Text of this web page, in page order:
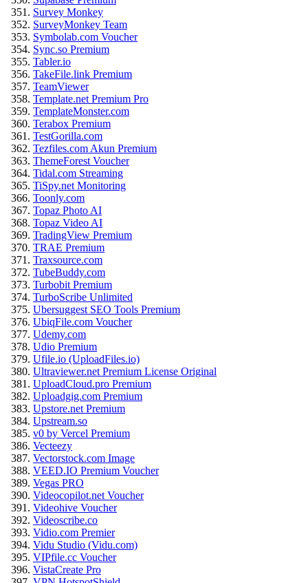
Survey Monkey
SurveyMonkey Team
Symbolab.com Voucher
Sync.so Premium
Tabler.io
TakeFile.link Premium
TeamViewer
Template.net Premium Pro
TemplateMonster.com
Terabox Premium
TestGorilla.com
Tezfiles.com Akun Premium
ThemeForest Voucher
Tidal.com Streaming
TiSpy.net Monitoring
Toonly.com
Topaz Photo AI
Topaz Video AI
TradingView Premium
TRAE Premium
Traxsource.com
TubeBuddy.com
Turbobit Premium
TurboScribe Unlimited
Ubersuggest SEO Tools Premium
UbiqFile.com Voucher
Udemy.com
Udio Premium
Ufile.io (UploadFiles.io)
Ultraviewer.net Premium License Original
UploadCloud.pro Premium
Uploadgig.com Premium
Upstore.net Premium
Upstream.so
v0 by Vercel Premium
Vecteezy
Vectorstock.com Image
VEED.IO Premium Voucher
Vegas PRO
Videocopilot.net Voucher
Videohive Voucher
Videoscribe.co
Vidio.com Premier
Vidu Studio (Vidu.com)
VIPfile.cc Voucher
VistaCreate Pro